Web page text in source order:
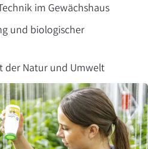
im Gewächshaus
und biologischer
der Natur und Umwelt